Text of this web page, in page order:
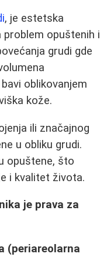
, je estetska
problem opuštenih i
grudi gde
oblikovanjem
kože.
ili značajnog
u obliku grudi.
opuštene, što
i kvalitet života.
je prava za
(periareolarna